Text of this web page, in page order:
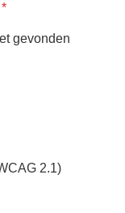
gevonden
2.1)